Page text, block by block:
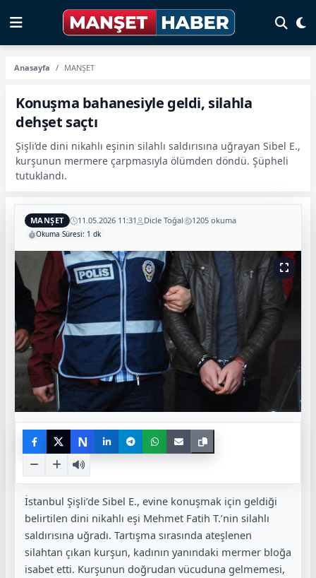
Anasayfa MANŞET
Konuşma bahanesiyle geldi, silahla
dehşet saçtı
Şişli’de dini nikahlı eşinin silahlı saldırısına uğrayan Sibel E.,
kurşunun mermere çarpmasıyla ölümden döndü. Şüpheli
tutuklandı.
MANŞET 11.05.2026 11:31 Dicle Toğal 1205 okuma
Okuma Süresi: 1 dk
N
İstanbul Şişli’de Sibel E., evine konuşmak için geldiği
belirtilen dini nikahlı eşi Mehmet Fatih T.’nin silahlı
saldırısına uğradı. Tartışma sırasında ateşlenen
silahtan çıkan kurşun, kadının yanındaki mermer bloğa
isabet etti. Kurşunun doğrudan vücuduna gelmemesi,